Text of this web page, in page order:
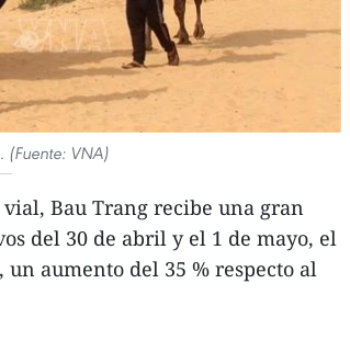
(Fuente: VNA)
Bau Trang recibe una gran
del 30 de abril y el 1 de mayo, el
aumento del 35 % respecto al